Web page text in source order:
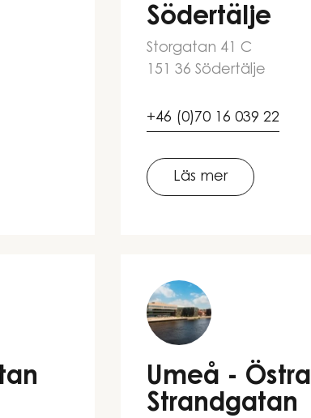
Södertälje
Storgatan 41 C
151 36 Södertälje
+46 (0)70 16 039 22
Läs mer
Umeå - Östra
Strandgatan